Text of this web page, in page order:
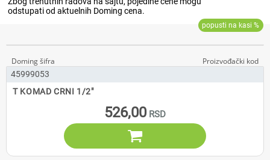
45999053
T KOMAD CRNI 1/2"
526,00
